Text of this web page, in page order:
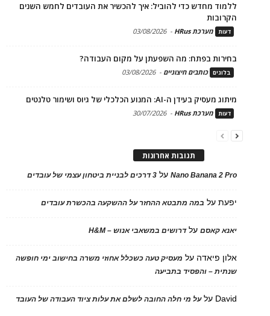
ללמוד מחדש כדי להוביל: איך להכשיר את העובדים לחמש השנים
הקרובות
דעות מערכת HRus -
03/08/2026
בחירות בפתח: מה השפעתן על מקום העבודה?
בלוגים כותבים חיצוניים -
03/08/2026
מיתוג מעסיק בעידן ה-AI: המנוע הכלכלי של גיוס ושימור טלנטים
דעות מערכת HRus -
30/07/2026
תגובות אחרונות
Nano Banana 2 Proעל 3 דרכים לבניית ביטחון עצמי של עובדים
יפעתעל במה מתבטא ההחזר על ההשקעה בהכשרת עובדים
יאנא קאסםעלדרושים במשאבי אנוש – H&M
אלון פיאדה על מעסיק טעה כשכלל אחוזי משרה בחישוב ימי חופשה
שנתית – והפסיד בתביעה
David עלעל מי חלה החובה לשלם את עלות ציוד העבודה של העובד